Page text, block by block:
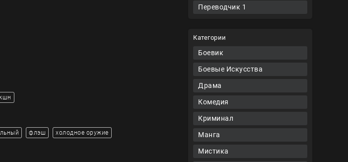
Переводчик 1
Категории
Боевик
Боевые Искусства
Драма
Комедия
Криминал
Манга
Мистика
флэш холодное оружие